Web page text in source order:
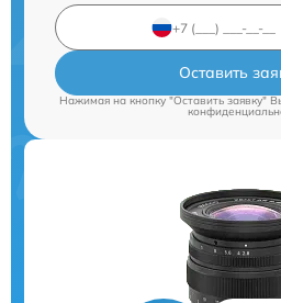
Оставить
Нажимая на кнопку "Оставить заявку"